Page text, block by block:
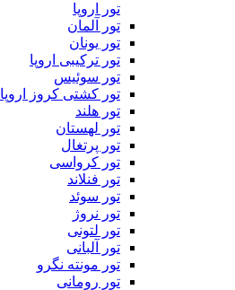
تور اروپا
تور آلمان
تور یونان
تور ترکیبی اروپا
تور سوئیس
تور کشتی کروز اروپا
تور هلند
تور لهستان
تور پرتغال
تور کرواسی
تور فنلاند
تور سوئد
تور نروژ
تور لتونی
تور آلبانی
تور مونته نگرو
تور رومانی